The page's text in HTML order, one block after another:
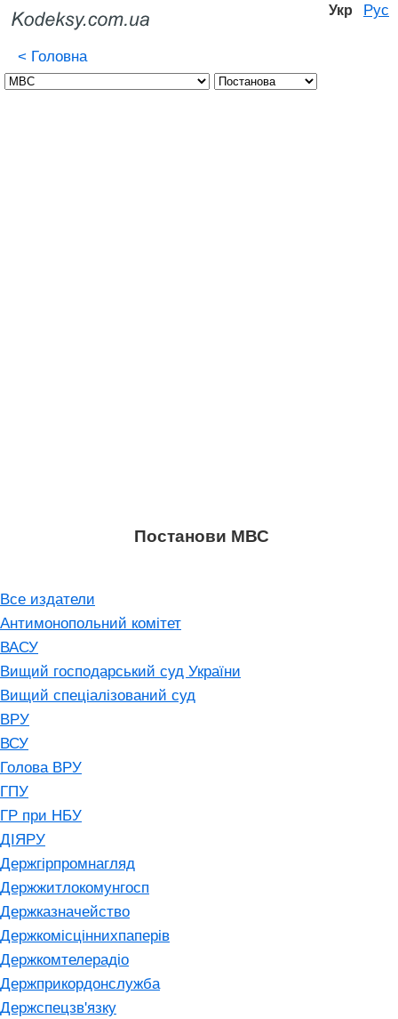
Укр Рус
< Головна
Постанови МВС
Все издатели
Антимонопольний комітет
ВАСУ
Вищий господарський суд України
Вищий спеціалізований суд
ВРУ
ВСУ
Голова ВРУ
ГПУ
ГР при НБУ
ДІЯРУ
Держгірпромнагляд
Держжитлокомунгосп
Держказначейство
Держкомісціннихпаперів
Держкомтелерадіо
Держприкордонслужба
Держспецзв'язку